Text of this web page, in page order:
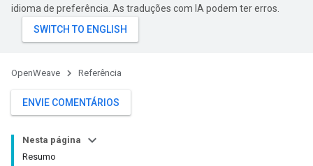
idioma de preferência. As traduções com IA podem ter erros.
OpenWeave Referência
ENVIE COMENTÁRIOS
Nesta página
Resumo